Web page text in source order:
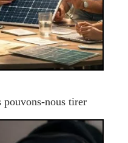
pouvons-nous tirer